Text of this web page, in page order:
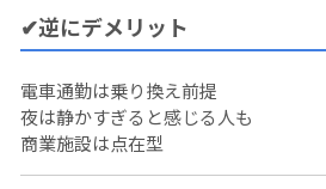
✔逆にデメリット
電車通勤は乗り換え前提
夜は静かすぎると感じる人も
商業施設は点在型